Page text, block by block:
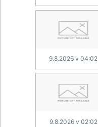
9.8.2026 v 04:02
9.8.2026 v 02:02